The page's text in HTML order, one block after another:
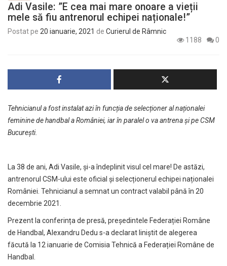
Adi Vasile: ”E cea mai mare onoare a vieții
mele să fiu antrenorul echipei naționale!”
Postat pe 20 ianuarie, 2021 de Curierul de Râmnic
1188
0
Tehnicianul a fost instalat azi în funcția de selecționer al naționalei
feminine de handbal a României, iar în paralel o va antrena și pe CSM
București.
La 38 de ani, Adi Vasile, și-a îndeplinit visul cel mare! De astăzi,
antrenorul CSM-ului este oficial și selecționerul echipei naționalei
României. Tehnicianul a semnat un contract valabil până în 20
decembrie 2021.
Prezent la conferința de presă, președintele Federației Române
de Handbal, Alexandru Dedu s-a declarat liniștit de alegerea
făcută la 12 ianuarie de Comisia Tehnică a Federației Române de
Handbal.